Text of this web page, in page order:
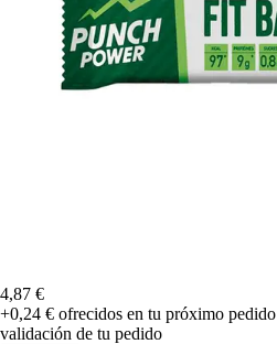
4,87 €
+0,24 € ofrecidos en tu próximo pedido
validación de tu pedido